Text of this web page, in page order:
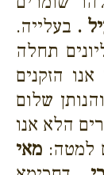
. בעלייה.
תחלה
הזקנים
שלום
הלא אנו
למטה: מאי